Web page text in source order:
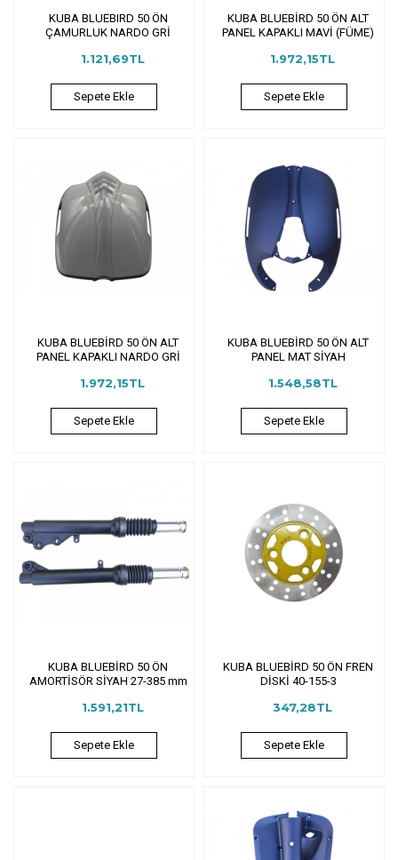
KUBA BLUEBIRD 50 ÖN
ÇAMURLUK NARDO GRİ
1.121,69TL
Sepete Ekle
KUBA BLUEBİRD 50 ÖN ALT
PANEL KAPAKLI MAVİ (FÜME)
1.972,15TL
Sepete Ekle
KUBA BLUEBİRD 50 ÖN ALT
PANEL KAPAKLI NARDO GRİ
1.972,15TL
Sepete Ekle
KUBA BLUEBİRD 50 ÖN ALT
PANEL MAT SİYAH
1.548,58TL
Sepete Ekle
KUBA BLUEBİRD 50 ÖN
AMORTİSÖR SİYAH 27-385 mm
1.591,21TL
Sepete Ekle
KUBA BLUEBİRD 50 ÖN FREN
DİSKİ 40-155-3
347,28TL
Sepete Ekle